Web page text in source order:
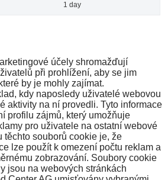
1 day
účely shromažďují
při prohlížení, aby se jim
by je mohly zajímat.
kdy naposledy uživatelé webovou
aktivity na ní provedli. Tyto informace
profilu zájmů, který umožňuje
pro uživatele na ostatní webové
těchto souborů cookie je, že
lze použít k omezení počtu reklam a
zobrazování. Soubory cookie
jsou na webových stránkách